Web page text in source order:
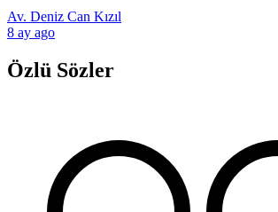
Av. Deniz Can Kızıl
8 ay ago
Özlü Sözler